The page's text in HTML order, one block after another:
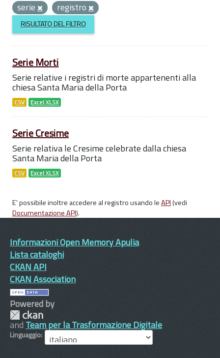
serie
registro
RISULTATO DEL FILTRO
Serie Morti
Serie relative i registri di morte appartenenti alla
chiesa Santa Maria della Porta
CSV Excel XLSX
Serie Cresime
Serie relativa le Cresime celebrate dalla chiesa
Santa Maria della Porta
CSV Excel XLSX
E' possibile inoltre accedere al registro usando leAPI(vedi
Documentazione API).
Informazioni Open Memory Apulia
Lista cataloghi
CKAN API
CKAN Association
Powered by
and Team per la Trasformazione Digitale
Linguaggio